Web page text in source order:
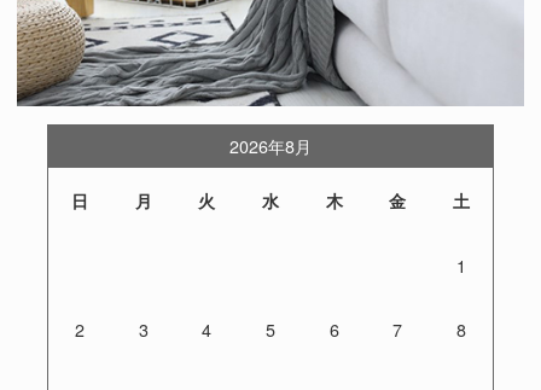
2026年8月
日 月 火 水 木 金 土
1
2 3 4 5 6 7 8